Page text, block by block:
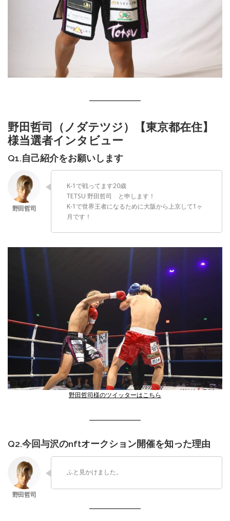
野田哲司（ノダテツジ）【東京都在住】
様当選者インタビュー
Q1.自己紹介をお願いします
K-1で戦ってます20歳
TETSU 野田哲司 と申します！
K-1で世界王者になるために大阪から上京して1ヶ
月です！
野田哲司様のツイッターはこちら
Q2.今回与沢のnftオークション開催を知った理由
ふと見かけました。